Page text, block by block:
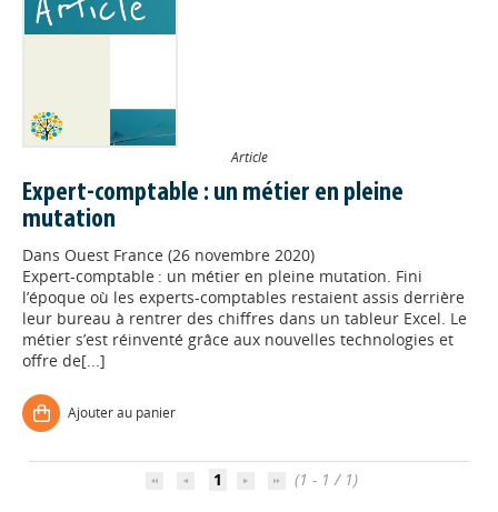
Article
Expert-comptable : un métier en pleine
mutation
Dans Ouest France (26 novembre 2020)
Expert-comptable : un métier en pleine mutation. Fini
l’époque où les experts-comptables restaient assis derrière
leur bureau à rentrer des chiffres dans un tableur Excel. Le
métier s’est réinventé grâce aux nouvelles technologies et
offre de[...]
Ajouter au panier
1 (1 - 1 / 1)
Appels à projets
Déposer une actu !
Accéder à son compte - (Se